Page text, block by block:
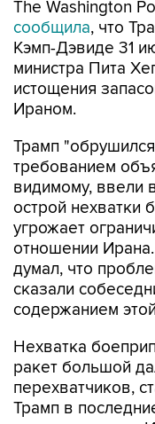
Кэмп-Дэвиде 31
министра Пита
истощения
Ираном.
Трамп
видимому, ввели
острой нехватки
угрожает
отношении
думал, что
сказали
содержанием
Нехватка
перехватчиков,
Трамп в
новые удары по
источников